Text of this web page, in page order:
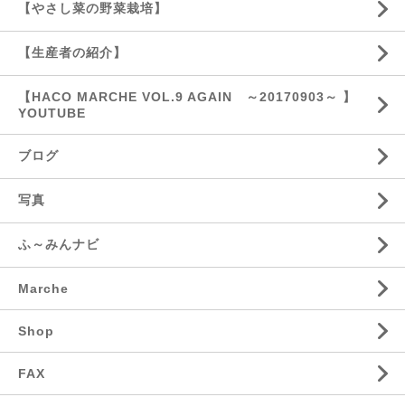
【やさし菜の野菜栽培】
【生産者の紹介】
【HACO MARCHE VOL.9 AGAIN ～20170903～ 】
YOUTUBE
ブログ
写真
ふ～みんナビ
Marche
Shop
FAX